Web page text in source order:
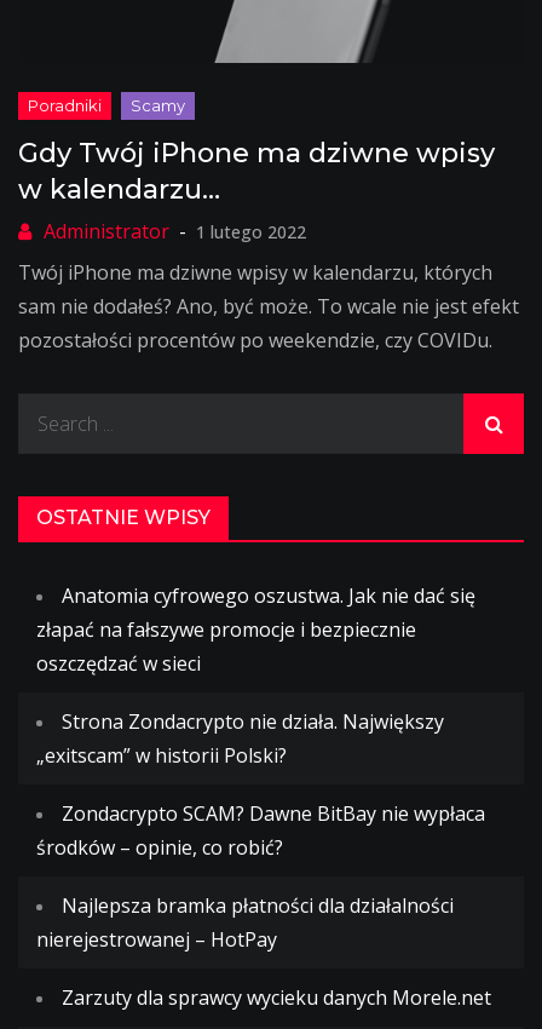
Gdy Twój iPhone ma dziwne wpisy
w kalendarzu…
1 lutego 2022
Twój iPhone ma dziwne wpisy w kalendarzu, których
sam nie dodałeś? Ano, być może. To wcale nie jest efekt
pozostałości procentów po weekendzie, czy COVIDu.
OSTATNIE WPISY
Anatomia cyfrowego oszustwa. Jak nie dać się
złapać na fałszywe promocje i bezpiecznie
oszczędzać w sieci
Strona Zondacrypto nie działa. Największy
„exitscam” w historii Polski?
Zondacrypto SCAM? Dawne BitBay nie wypłaca
środków – opinie, co robić?
Najlepsza bramka płatności dla działalności
nierejestrowanej – HotPay
Zarzuty dla sprawcy wycieku danych Morele.net